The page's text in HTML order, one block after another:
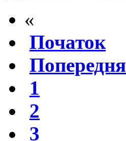
«
Початок
Попередня
1
2
3